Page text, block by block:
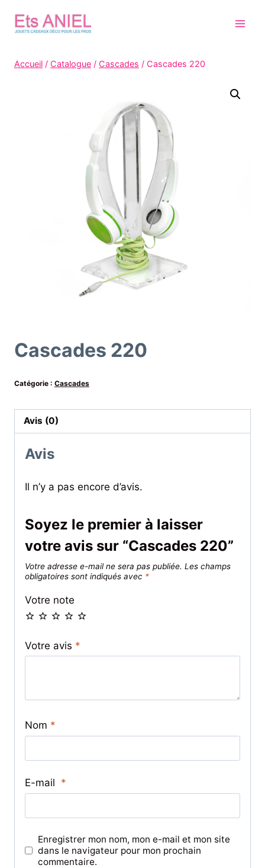
Accueil / Catalogue / Cascades / Cascades 220
Cascades 220
Catégorie : Cascades
Avis (0)
Avis
Il n’y a pas encore d’avis.
Soyez le premier à laisser
votre avis sur “Cascades 220”
Votre adresse e-mail ne sera pas publiée. Les champs
obligatoires sont indiqués avec *
Votre note
Votre avis *
Nom *
E-mail *
Enregistrer mon nom, mon e-mail et mon site
dans le navigateur pour mon prochain
commentaire.